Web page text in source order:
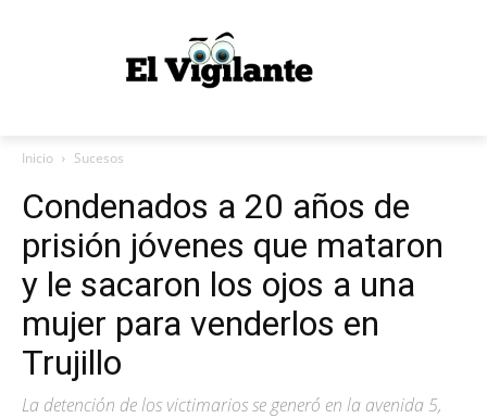
Inicio Sucesos
Condenados a 20 años de
prisión jóvenes que mataron
y le sacaron los ojos a una
mujer para venderlos en
Trujillo
La detención de los victimarios se generó en la avenida 5,